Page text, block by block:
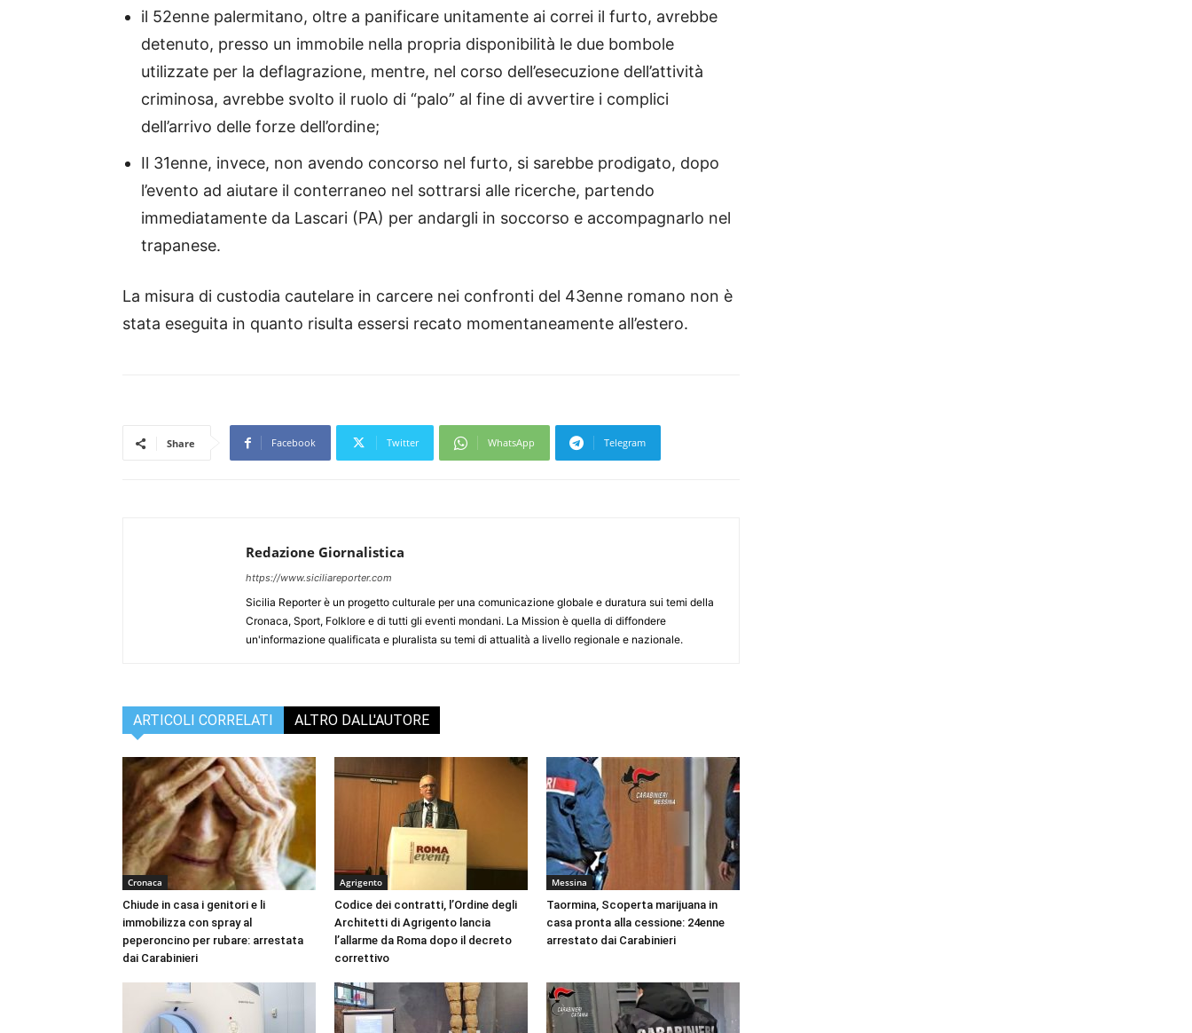
il 52enne palermitano, oltre a panificare unitamente ai correi il furto, avrebbe
detenuto, presso un immobile nella propria disponibilità le due bombole
utilizzate per la deflagrazione, mentre, nel corso dell’esecuzione dell’attività
criminosa, avrebbe svolto il ruolo di “palo” al fine di avvertire i complici
dell’arrivo delle forze dell’ordine;
Il 31enne, invece, non avendo concorso nel furto, si sarebbe prodigato, dopo
l’evento ad aiutare il conterraneo nel sottrarsi alle ricerche, partendo
immediatamente da Lascari (PA) per andargli in soccorso e accompagnarlo nel
trapanese.
La misura di custodia cautelare in carcere nei confronti del 43enne romano non è
stata eseguita in quanto risulta essersi recato momentaneamente all’estero.
Share Facebook Twitter WhatsApp Telegram
Redazione Giornalistica
https://www.siciliareporter.com
Sicilia Reporter è un progetto culturale per una comunicazione globale e duratura sui temi della
Cronaca, Sport, Folklore e di tutti gli eventi mondani. La Mission è quella di diffondere
un'informazione qualificata e pluralista su temi di attualità a livello regionale e nazionale.
ARTICOLI CORRELATI ALTRO DALL'AUTORE
Cronaca
Chiude in casa i genitori e li
immobilizza con spray al
peperoncino per rubare: arrestata
dai Carabinieri
Agrigento
Codice dei contratti, l’Ordine degli
Architetti di Agrigento lancia
l’allarme da Roma dopo il decreto
correttivo
Messina
Taormina, Scoperta marijuana in
casa pronta alla cessione: 24enne
arrestato dai Carabinieri